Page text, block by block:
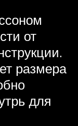
от
размера
для